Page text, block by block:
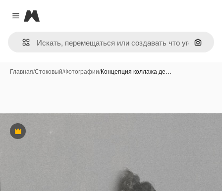
Close menu
Magnific
Поиск
Главная/Стоковый/Фотографии/Концепция коллажа де…
Премиум